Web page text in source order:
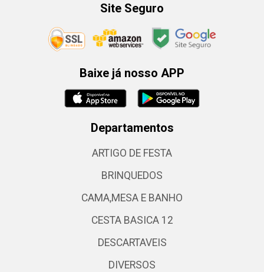
Site Seguro
Baixe já nosso APP
Departamentos
ARTIGO DE FESTA
BRINQUEDOS
CAMA,MESA E BANHO
CESTA BASICA 12
DESCARTAVEIS
DIVERSOS